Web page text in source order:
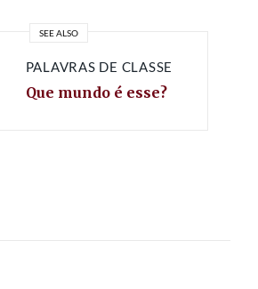
SEE ALSO
PALAVRAS DE CLASSE
Que mundo é esse?